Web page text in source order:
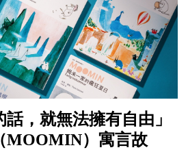
話，就無法擁有自由」
MOOMIN）寓言故